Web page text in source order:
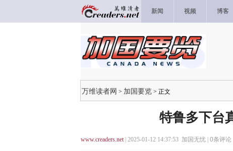
新闻 视频 博客
万维读者网 > 加国要览 > 正文
特鲁多下台
www.creaders.net| 2025-01-12 14:37:53 加国无忧 | 0条评论 |